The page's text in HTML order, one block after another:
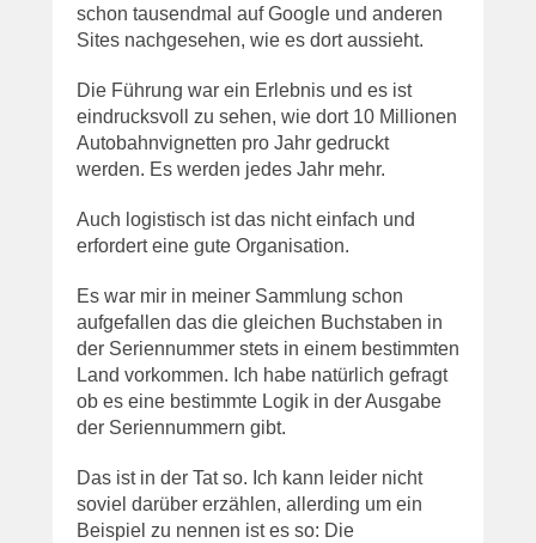
schon tausendmal auf Google und anderen
Sites nachgesehen, wie es dort aussieht.
Die Führung war ein Erlebnis und es ist
eindrucksvoll zu sehen, wie dort 10 Millionen
Autobahnvignetten pro Jahr gedruckt
werden. Es werden jedes Jahr mehr.
Auch logistisch ist das nicht einfach und
erfordert eine gute Organisation.
Es war mir in meiner Sammlung schon
aufgefallen das die gleichen Buchstaben in
der Seriennummer stets in einem bestimmten
Land vorkommen. Ich habe natürlich gefragt
ob es eine bestimmte Logik in der Ausgabe
der Seriennummern gibt.
Das ist in der Tat so. Ich kann leider nicht
soviel darüber erzählen, allerding um ein
Beispiel zu nennen ist es so: Die